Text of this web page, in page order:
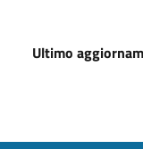
Ultimo